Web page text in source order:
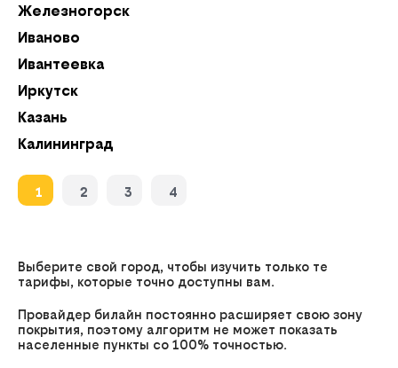
Железногорск
Иваново
Ивантеевка
Иркутск
Казань
Калининград
1 2 3 4
Выберите свой город, чтобы изучить только те
тарифы, которые точно доступны вам.
Провайдер билайн постоянно расширяет свою зону
покрытия, поэтому алгоритм не может показать
населенные пункты со 100% точностью.